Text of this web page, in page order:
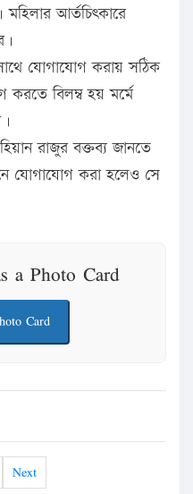
আর্তচিৎকারে
যোগাযোগ করায় সঠিক
করতে বিলম্ব হয় মর্মে
রাজুর বক্তব্য জানতে
যোগাযোগ করা হলেও সে
a Photo Card
Card
Next